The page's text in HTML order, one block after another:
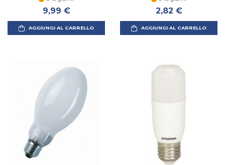
9,99 €
AGGIUNGI AL CARRELLO
2,82 €
AGGIUNGI AL CARRELLO